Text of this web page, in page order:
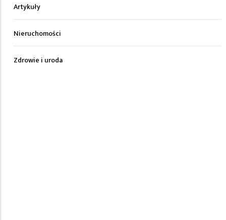
Artykuły
Nieruchomości
Zdrowie i uroda